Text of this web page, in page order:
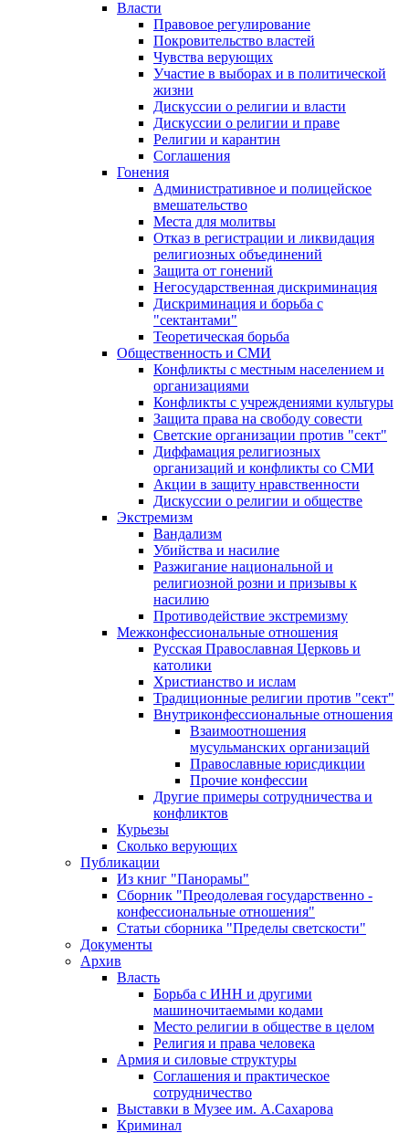
Власти
Правовое регулирование
Покровительство властей
Чувства верующих
Участие в выборах и в политической
жизни
Дискуссии о религии и власти
Дискуссии о религии и праве
Религии и карантин
Соглашения
Гонения
Административное и полицейское
вмешательство
Места для молитвы
Отказ в регистрации и ликвидация
религиозных объединений
Защита от гонений
Негосударственная дискриминация
Дискриминация и борьба с
"сектантами"
Теоретическая борьба
Общественность и СМИ
Конфликты с местным населением и
организациями
Конфликты с учреждениями культуры
Защита права на свободу совести
Светские организации против "сект"
Диффамация религиозных
организаций и конфликты со СМИ
Акции в защиту нравственности
Дискуссии о религии и обществе
Экстремизм
Вандализм
Убийства и насилие
Разжигание национальной и
религиозной розни и призывы к
насилию
Противодействие экстремизму
Межконфессиональные отношения
Русская Православная Церковь и
католики
Христианство и ислам
Традиционные религии против "сект"
Внутриконфессиональные отношения
Взаимоотношения
мусульманских организаций
Православные юрисдикции
Прочие конфессии
Другие примеры сотрудничества и
конфликтов
Курьезы
Сколько верующих
Публикации
Из книг "Панорамы"
Сборник "Преодолевая государственно -
конфессиональные отношения"
Статьи сборника "Пределы светскости"
Документы
Архив
Власть
Борьба с ИНН и другими
машиночитаемыми кодами
Место религии в обществе в целом
Религия и права человека
Армия и силовые структуры
Соглашения и практическое
сотрудничество
Выставки в Музее им. А.Сахарова
Криминал